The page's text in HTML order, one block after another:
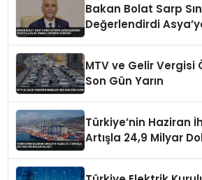
Bakan Bolat Sarp
Değerlendirdi
MTV ve Gelir Vergisi
Son Gün Yarın
Türkiye’nin Haziran
Artışla 24,9 Milyar